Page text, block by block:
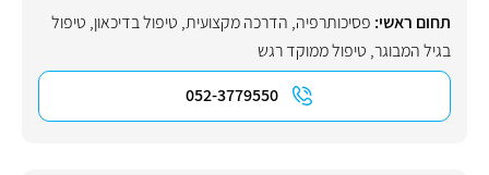
תחום ראשי: פסיכותרפיה, הדרכה מקצועית, טיפול בדיכאון, טיפול
בגיל המבוגר, טיפול ממוקד רגש
052-3779550